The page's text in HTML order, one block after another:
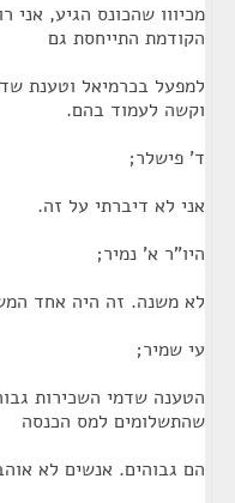
מכיווו שהכונס הגיע,
הקודמת התייחסת גם
למפעל בכרמיאל וטענת
וקשה לעמוד בהם.
ד' פישלר;
אני לא דיברתי על זה.
היו"ר א' נמיר;
לא משנה. זה היה אחד
עי שמיר;
הטענה שדמי השכירות
שהתשלומים למס הכנסה
הם גבוהים. אנשים לא